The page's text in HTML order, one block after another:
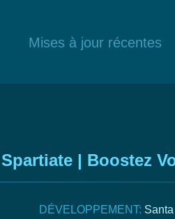
Mises à jour récentes
| Boostez
DÉVELOPPEMENT: